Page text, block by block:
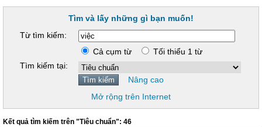
Tìm và lấy những gì bạn muốn!
Từ tìm kiếm:
Cả cụm từ
Tối thiểu 1 từ
Tìm kiếm tại:
Nâng cao
Mở rộng trên Internet
Kết quả tìm kiếm trên "Tiêu chuẩn": 46